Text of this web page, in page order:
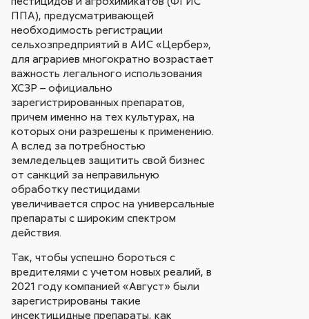
ППА), предусматривающей
необходимость регистрации
сельхозпредприятий в АИС «Цербер»,
для аграриев многократно возрастает
важность легального использования
ХСЗР – официально
зарегистрированных препаратов,
причем именно на тех культурах, на
которых они разрешены к применению.
А вслед за потребностью
земледельцев защитить свой бизнес
от санкций за неправильную
обработку пестицидами
увеличивается спрос на универсальные
препараты с широким спектром
действия.
Так, чтобы успешно бороться с
вредителями с учетом новых реалий, в
2021 году компанией «Август» были
зарегистрированы такие
инсектицидные препараты, как